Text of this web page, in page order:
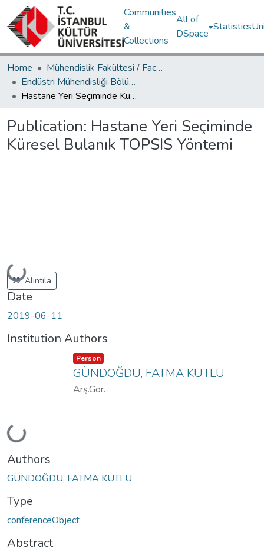
Communities
&
Collections
All of
DSpace
Statistics
Home
Mühendislik Fakültesi / Faculty of Engineering
Endüstri Mühendisliği Bölümü / Department of Industrial Engineering
Hastane Yeri Seçiminde Küresel Bulanık TOPSIS Yöntemi
Publication: Hastane Yeri Seçiminde
Küresel Bulanık TOPSIS Yöntemi
Loading...
Alıntıla
Date
2019-06-11
Institution Authors
Loading...
Item type:
Person ,
GÜNDOĞDU, FATMA KUTLU
Arş.Gör.
Authors
GÜNDOĞDU, FATMA KUTLU
Type
conferenceObject
Abstract